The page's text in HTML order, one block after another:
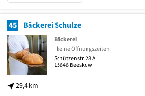
45 Bäckerei Schulze
29,4 km
Bäckerei
keine Öffnungszeiten
Schützenstr. 28 A
15848 Beeskow